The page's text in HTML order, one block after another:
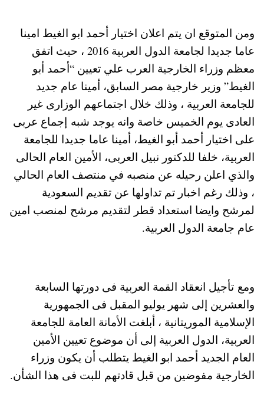
ومن المتوقع ان يتم اعلان اختيار أحمد ابو الغيط امينا
عاما جديدا لجامعة الدول العربية 2016 ، حيث اتفق
معظم وزراء الخارجية العرب علي تعيين “أحمد أبو
الغيط” وزير خارجية مصر السابق، أمينا عام جديد
للجامعة العربية ، وذلك خلال اجتماعهم الوزارى غير
العادى يوم الخميس خاصة وانه يوجد شبه إجماع عربى
على اختيار أحمد أبو الغيط، أمينا عاما جديدا للجامعة
العربية، خلفا للدكتور نبيل العربى، الأمين العام الحالى
والذي اعلن رحيله عن منصبه في منتصف العام الحالي
، وذلك رغم اخبار تم تداولها عن تقديم السعودية
لمرشح وايضا استعداد قطر لتقديم مرشح لمنصب امين
عام جامعة الدول العربية.
ومع تأجيل انعقاد القمة العربية فى دورتها السابعة
والعشرين إلى شهر يوليو المقبل فى الجمهورية
الإسلامية الموريتانية ، أبلغت الأمانة العامة للجامعة
العربية، الدول العربية إلى أن موضوع تعيين الأمين
العام الجديد أحمد ابو الغيط يتطلب أن يكون وزراء
الخارجية مفوضين من قبل قادتهم للبت فى هذا الشأن.